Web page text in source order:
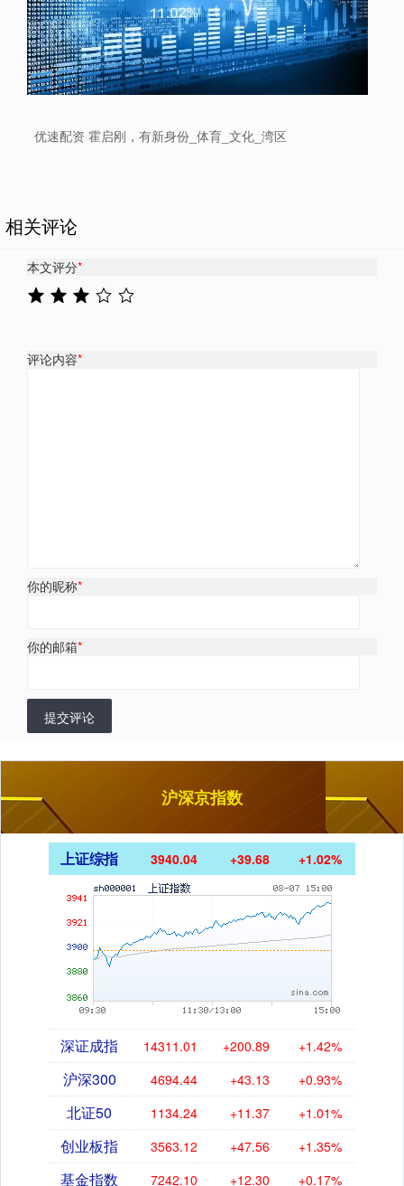
优速配资 霍启刚，有新身份_体育_文化_湾区
相关评论
本文评分*
评论内容*
你的昵称*
你的邮箱*
提交评论
沪深京指数
上证综指 3940.04 +39.68 +1.02%
深证成指 14311.01 +200.89 +1.42%
沪深300 4694.44 +43.13 +0.93%
北证50 1134.24 +11.37 +1.01%
创业板指 3563.12 +47.56 +1.35%
基金指数 7242.10 +12.30 +0.17%